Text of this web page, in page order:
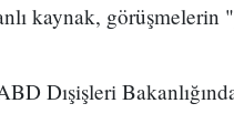
kaynak,
Dışişleri